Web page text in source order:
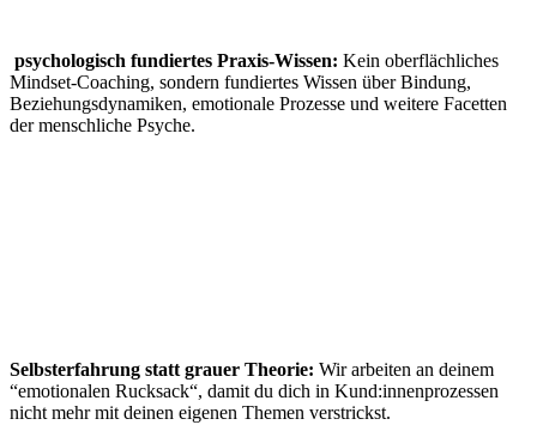
psychologisch fundiertes Praxis-Wissen: Kein oberflächliches
Mindset-Coaching, sondern fundiertes Wissen über Bindung,
Beziehungsdynamiken, emotionale Prozesse und weitere Facetten
der menschliche Psyche.
Selbsterfahrung statt grauer Theorie: Wir arbeiten an deinem
“emotionalen Rucksack“, damit du dich in Kund:innenprozessen
nicht mehr mit deinen eigenen Themen verstrickst.